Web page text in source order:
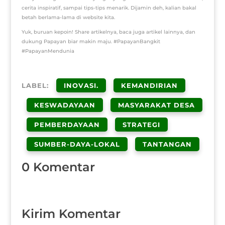
cerita inspiratif, sampai tips-tips menarik. Dijamin deh, kalian bakal
betah berlama-lama di website kita.
Yuk, buruan kepoin! Share artikelnya, baca juga artikel lainnya, dan
dukung Papayan biar makin maju. #PapayanBangkit
#PapayanMendunia
LABEL: INOVASI. KEMANDIRIAN
KESWADAYAAN MASYARAKAT DESA
PEMBERDAYAAN STRATEGI
SUMBER-DAYA-LOKAL TANTANGAN
0 Komentar
Kirim Komentar